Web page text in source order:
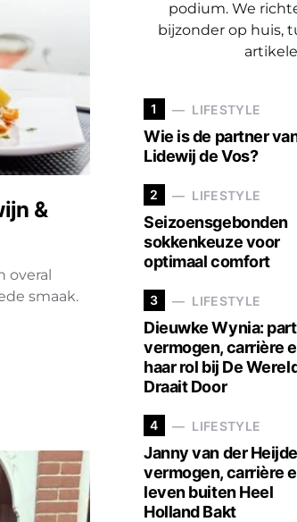
&
overal
smaak.
podium. We
bijzonder op huis,
1 LIFESTYLE
Wie is de partner
Lidewij de Vos?
2 LIFESTYLE
Seizoensgebonden
sokkenkeuze voor
optimaal comfort
3 LIFESTYLE
Dieuwke Wynia:
vermogen, carrière
haar rol bij De
Draait Door
4 LIFESTYLE
Janny van der
vermogen, carrière
leven buiten Heel
Holland Bakt